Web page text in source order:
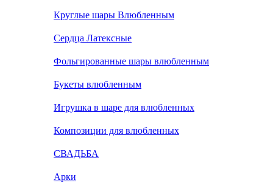
Круглые шары Влюбленным
Сердца Латексные
Фольгированные шары влюбленным
Букеты влюбленным
Игрушка в шаре для влюбленных
Композиции для влюбленных
СВАДЬБА
Арки